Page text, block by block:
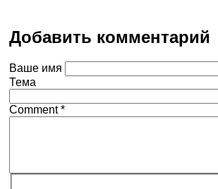
Добавить комментарий
Ваше имя
Тема
Comment*